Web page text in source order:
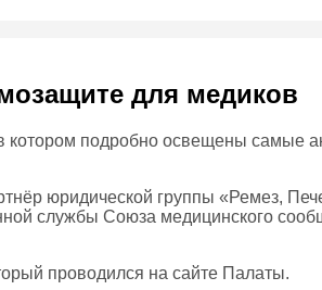
для медиков
котором подробно освещены самые
юридической группы «Ремез,
службы Союза медицинского
проводился на сайте Палаты.